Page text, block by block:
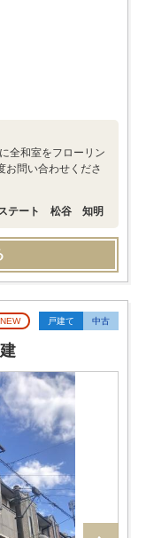
全和室をフローリン
お問い合わせくださ
ステート 松谷 知明
NEW 戸建て 中古